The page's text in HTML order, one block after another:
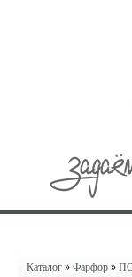
Каталог » Фарфор »